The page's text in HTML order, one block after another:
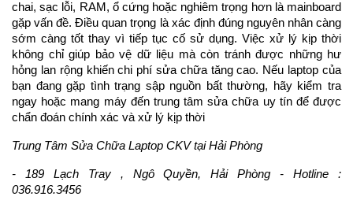
chai, sạc lỗi, RAM, ổ cứng hoặc nghiêm trọng hơn là mainboard
gặp vấn đề. Điều quan trọng là xác định đúng nguyên nhân càng
sớm càng tốt thay vì tiếp tục cố sử dụng. Việc xử lý kịp thời
không chỉ giúp bảo vệ dữ liệu mà còn tránh được những hư
hỏng lan rộng khiến chi phí sửa chữa tăng cao. Nếu laptop của
bạn đang gặp tình trạng sập nguồn bất thường, hãy kiểm tra
ngay hoặc mang máy đến trung tâm sửa chữa uy tín để được
chẩn đoán chính xác và xử lý kịp thời
Trung Tâm Sửa Chữa Laptop CKV tại Hải Phòng
- 189 Lạch Tray , Ngô Quyền, Hải Phòng - Hotline :
036.916.3456